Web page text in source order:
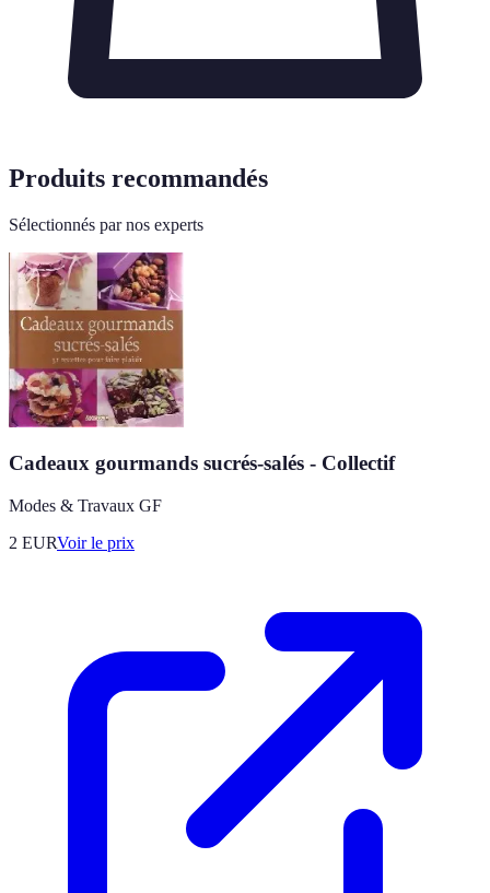
Produits recommandés
Sélectionnés par nos experts
Cadeaux gourmands sucrés-salés - Collectif
Modes & Travaux GF
2 EURVoir le prix